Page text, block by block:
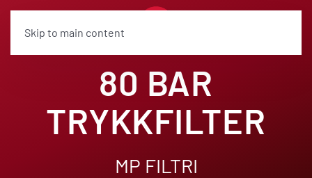
Skip to main content
80 BAR
TRYKKFILTER
MP FILTRI